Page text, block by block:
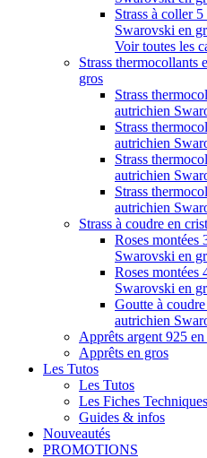
Strass à coller
Swarovski en
Voir toutes les
Strass thermocollants
gros
Strass
autrichien
Strass
autrichien
Strass
autrichien
Strass
autrichien
Strass à coudre en
Roses montées
Swarovski en
Roses montées
Swarovski en
Goutte à
autrichien
Apprêts argent 925 en
Apprêts en gros
Les Tutos
Les Tutos
Les Fiches Techniques
Guides & infos
Nouveautés
PROMOTIONS